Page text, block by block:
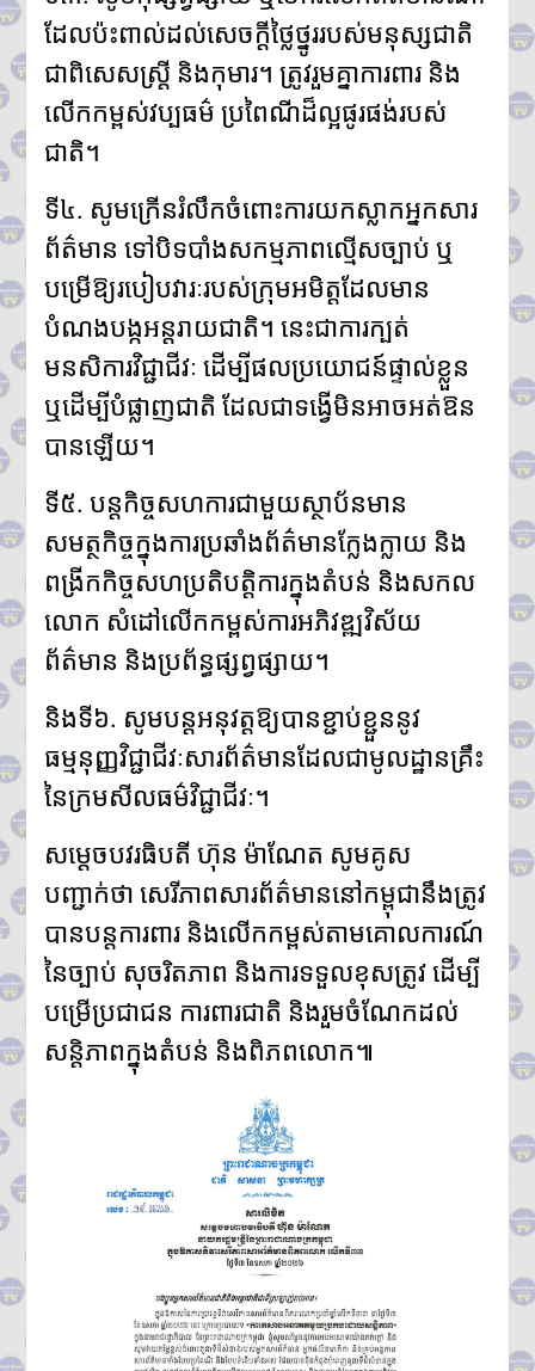
ដែលប៉ះពាល់ដល់សេចក្តីថ្លៃថ្នូររបស់មនុស្សជាតិ
ជាពិសេសស្ត្រី និងកុមារ។ ត្រូវរួមគ្នាការពារ និង
លើកកម្ពស់វប្បធម៌ ប្រពៃណីដ៏ល្អផូរផង់របស់
ជាតិ។
ទី៤. សូមក្រើនរំលឹកចំពោះការយកស្លាកអ្នកសារ
ព័ត៌មាន ទៅបិទបាំងសកម្មភាពល្មើសច្បាប់ ឬ
បម្រើឱ្យរបៀបវារៈរបស់ក្រុមអមិត្តដែលមាន
បំណងបង្កអន្តរាយជាតិ។ នេះជាការក្បត់
មនសិការវិជ្ជាជីវៈ ដើម្បីផលប្រយោជន៍ផ្ទាល់ខ្លួន
ឬដើម្បីបំផ្លាញជាតិ ដែលជាទង្វើមិនអាចអត់ឱន
បានឡើយ។
ទី៥. បន្តកិច្ចសហការជាមួយស្ថាប័នមាន
សមត្ថកិច្ចក្នុងការប្រឆាំងព័ត៌មានក្លែងក្លាយ និង
ពង្រីកកិច្ចសហប្រតិបត្តិការក្នុងតំបន់ និងសកល
លោក សំដៅលើកកម្ពស់ការអភិវឌ្ឍវិស័យ
ព័ត៌មាន និងប្រព័ន្ធផ្សព្វផ្សាយ។
និងទី៦. សូមបន្តអនុវត្តឱ្យបានខ្ជាប់ខ្ជួននូវ
ធម្មនុញ្ញវិជ្ជាជីវៈសារព័ត៌មានដែលជាមូលដ្ឋានគ្រឹះ
នៃក្រមសីលធម៌វិជ្ជាជីវៈ។
សម្តេចបវរធិបតី ហ៊ុន ម៉ាណែត សូមគូស
បញ្ជាក់ថា សេរីភាពសារព័ត៌មាននៅកម្ពុជានឹងត្រូវ
បានបន្តការពារ និងលើកកម្ពស់តាមគោលការណ៍
នៃច្បាប់ សុចរិតភាព និងការទទួលខុសត្រូវ ដើម្បី
បម្រើប្រជាជន ការពារជាតិ និងរួមចំណែកដល់
សន្តិភាពក្នុងតំបន់ និងពិភពលោក៕